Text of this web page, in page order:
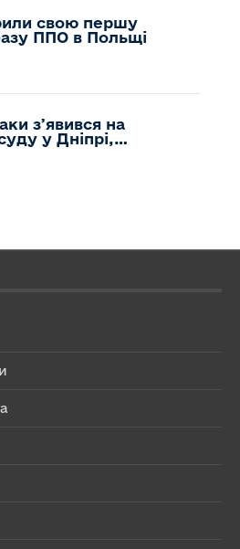
свою першу
ППО в Польщі
зʼявився на
у Дніпрі,…